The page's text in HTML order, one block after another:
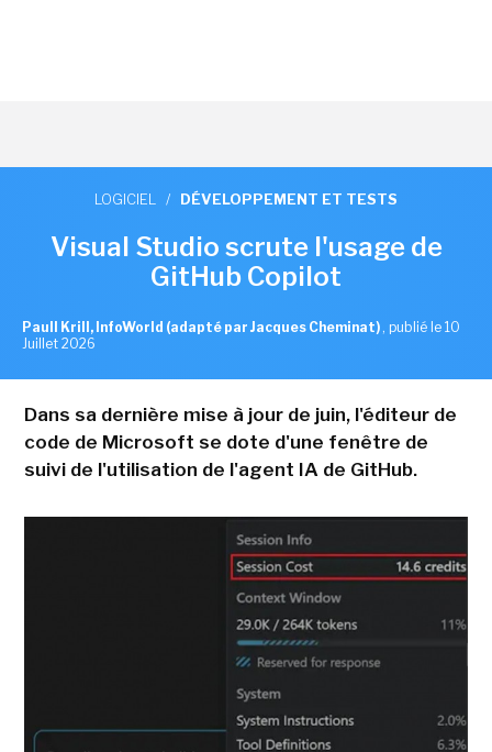
LOGICIEL / DÉVELOPPEMENT ET TESTS
Visual Studio scrute l'usage de
GitHub Copilot
Paull Krill, InfoWorld (adapté par Jacques Cheminat) , publié le 10
Juillet 2026
Dans sa dernière mise à jour de juin, l'éditeur de
code de Microsoft se dote d'une fenêtre de
suivi de l'utilisation de l'agent IA de GitHub.